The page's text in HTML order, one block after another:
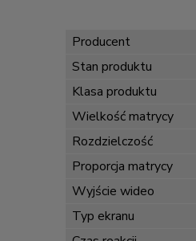
Producent
Stan produktu
Klasa produktu
Wielkość matrycy
Rozdzielczość
Proporcja matrycy
Wyjście wideo
Typ ekranu